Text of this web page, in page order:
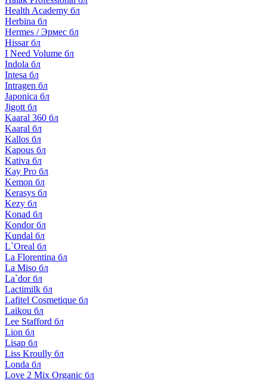
Health Academy бл
Herbina бл
Hermes / Эрмес бл
Hissar бл
I Need Volume бл
Indola бл
Intesa бл
Intragen бл
Japonica бл
Jigott бл
Kaaral 360 бл
Kaaral бл
Kallos бл
Kapous бл
Kativa бл
Kay Pro бл
Kemon бл
Kerasys бл
Kezy бл
Konad бл
Kondor бл
Kundal бл
L`Oreal бл
La Florentina бл
La Miso бл
La`dor бл
Lactimilk бл
Lafitel Cosmetique бл
Laikou бл
Lee Stafford бл
Lion бл
Lisap бл
Liss Kroully бл
Londa бл
Love 2 Mix Organic бл